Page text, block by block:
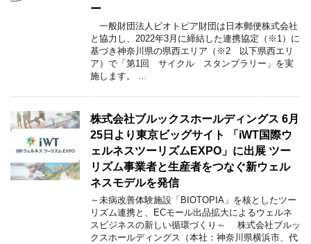
ー
一般財団法人ビオトピア財団は日本郵便株式会社
と協力し、2022年3月に締結した連携協定（※1）に
基づき神奈川県の県西エリア（※2 以下県西エリ
ア）で「第1回 サイクル スタンプラリー」を実
施します。 …
株式会社ブルックスホールディングス 6月
25日より東京ビッグサイト 「iWT国際ウ
ェルネスツーリズムEXPO」に出展 ツー
リズム事業者と生産者をつなぐ新ウェル
ネスモデルを発信
～未病改善体験施設「BIOTOPIA」を核としたツー
リズム連携と、ECモール出品拡大によるウェルネ
スビジネスの新しい循環づくり～ 株式会社ブルッ
クスホールディングス（本社：神奈川県横浜市、代